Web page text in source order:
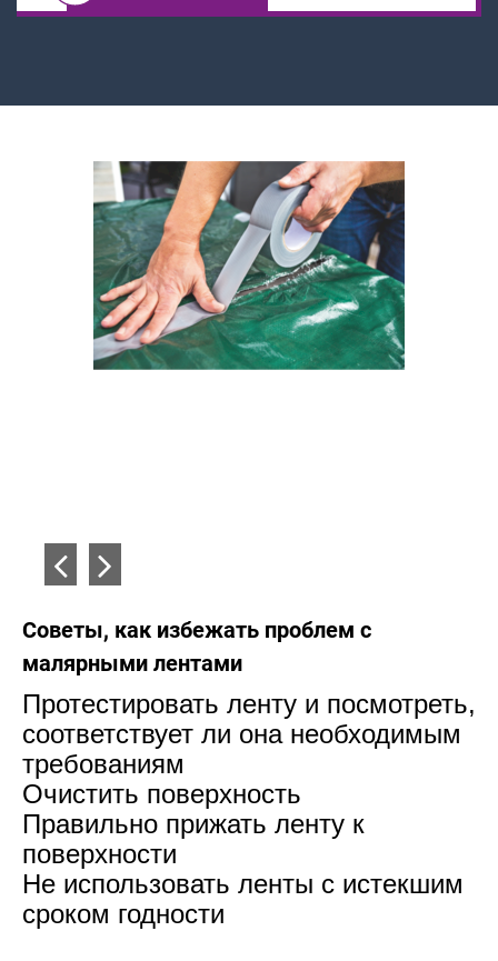
Советы, как избежать проблем c
малярными лентами
Протестировать ленту и посмотреть,
соответствует ли она необходимым
требованиям
Очистить поверхность
Правильно прижать ленту к
поверхности
Не использовать ленты с истекшим
сроком годности